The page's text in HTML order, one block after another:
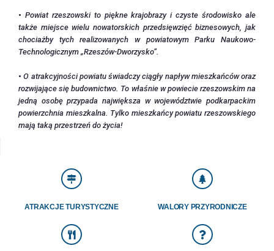
• Powiat rzeszowski to piękne krajobrazy i czyste środowisko ale
także miejsce wielu nowatorskich przedsięwzięć biznesowych, jak
chociażby tych realizowanych w powiatowym Parku Naukowo-
Technologicznym „Rzeszów-Dworzysko”.
• O atrakcyjności powiatu świadczy ciągły napływ mieszkańców oraz
rozwijające się budownictwo. To właśnie w powiecie rzeszowskim na
jedną osobę przypada największa w województwie podkarpackim
powierzchnia mieszkalna. Tylko mieszkańcy powiatu rzeszowskiego
mają taką przestrzeń do życia!
ATRAKCJE TURYSTYCZNE WALORY PRZYRODNICZE